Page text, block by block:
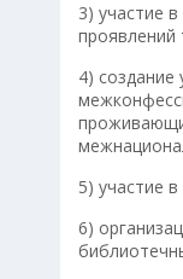
3) участие
проявлений
4)
5) участие
6)